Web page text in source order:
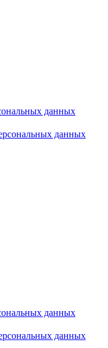
данных
данных
данных
данных